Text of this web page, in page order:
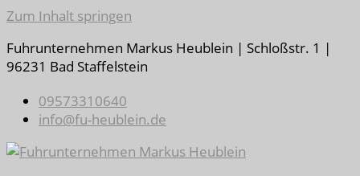
Zum Inhalt springen
Fuhrunternehmen Markus Heublein | Schloßstr. 1 |
96231 Bad Staffelstein
09573310640
info@fu-heublein.de